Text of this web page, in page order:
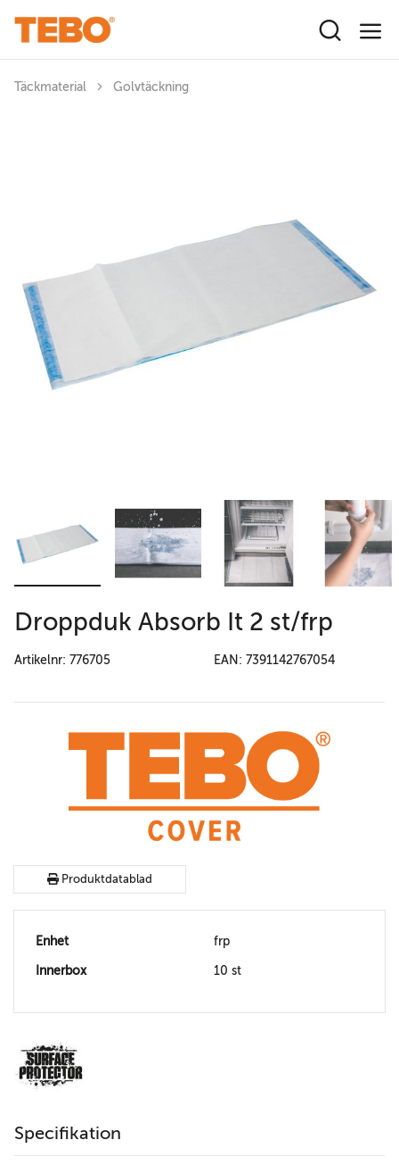
Täckmaterial Golvtäckning
Droppduk Absorb It 2 st/frp
Artikelnr: 776705 EAN: 7391142767054
Produktdatablad
Enhet frp
Innerbox 10 st
Specifikation